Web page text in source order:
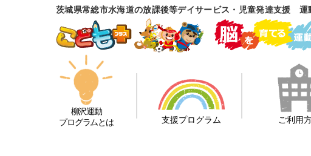
茨城県常総市水海道の放課後等デイサービス・児童発達支援 運
柳沢運動
プログラムとは
支援プログラム ご利用